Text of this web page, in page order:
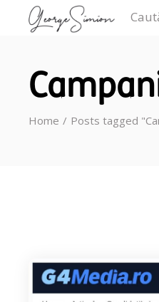
Home Posts tagged